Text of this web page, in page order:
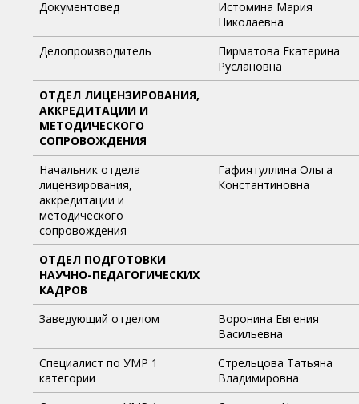
Документовед
Истомина Мария
Николаевна
Делопроизводитель
Пирматова Екатерина
Руслановна
ОТДЕЛ ЛИЦЕНЗИРОВАНИЯ,
АККРЕДИТАЦИИ И
МЕТОДИЧЕСКОГО
СОПРОВОЖДЕНИЯ
Начальник отдела
лицензирования,
аккредитации и
методического
сопровождения
Гафиятуллина Ольга
Константиновна
ОТДЕЛ ПОДГОТОВКИ
НАУЧНО-ПЕДАГОГИЧЕСКИХ
КАДРОВ
Заведующий отделом
Воронина Евгения
Васильевна
Специалист по УМР 1
категории
Стрельцова Татьяна
Владимировна